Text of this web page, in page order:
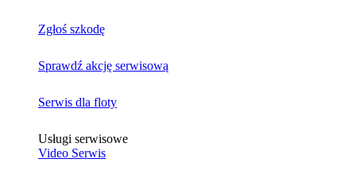
Zgłoś szkodę
Sprawdź akcję serwisową
Serwis dla floty
Usługi serwisowe
Video Serwis